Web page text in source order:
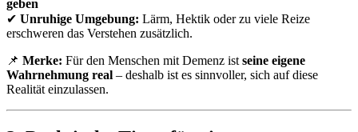
geben
✔ Unruhige Umgebung: Lärm, Hektik oder zu viele Reize
erschweren das Verstehen zusätzlich.
📌 Merke: Für den Menschen mit Demenz istseine eigene
Wahrnehmung real – deshalb ist es sinnvoller, sich auf diese
Realität einzulassen.